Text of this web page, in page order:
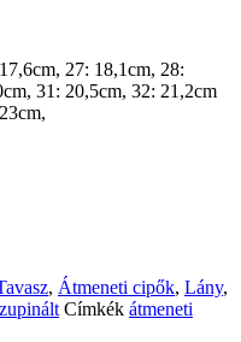
27: 18,1cm, 28:
31: 20,5cm, 32: 21,2cm
, Átmeneti cipők, Lány,
Címkék átmeneti